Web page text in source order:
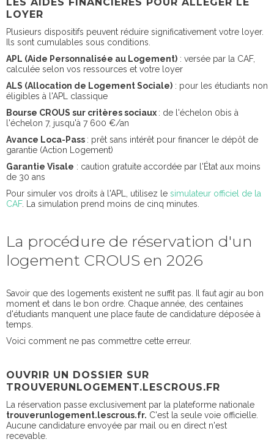
LOYER
Plusieurs dispositifs peuvent réduire significativement votre loyer.
Ils sont cumulables sous conditions.
APL (Aide Personnalisée au Logement) : versée par la CAF,
calculée selon vos ressources et votre loyer
ALS (Allocation de Logement Sociale) : pour les étudiants non
éligibles à l'APL classique
Bourse CROUS sur critères sociaux : de l'échelon 0bis à
l'échelon 7, jusqu'à 7 600 €/an
Avance Loca-Pass : prêt sans intérêt pour financer le dépôt de
garantie (Action Logement)
Garantie Visale : caution gratuite accordée par l'État aux moins
de 30 ans
Pour simuler vos droits à l'APL, utilisez le simulateur officiel de la
CAF. La simulation prend moins de cinq minutes.
La procédure de réservation d'un
logement CROUS en 2026
Savoir que des logements existent ne suffit pas. Il faut agir au bon
moment et dans le bon ordre. Chaque année, des centaines
d'étudiants manquent une place faute de candidature déposée à
temps.
Voici comment ne pas commettre cette erreur.
OUVRIR UN DOSSIER SUR
TROUVERUNLOGEMENT.LESCROUS.FR
La réservation passe exclusivement par la plateforme nationale
trouverunlogement.lescrous.fr. C'est la seule voie officielle.
Aucune candidature envoyée par mail ou en direct n'est
recevable.